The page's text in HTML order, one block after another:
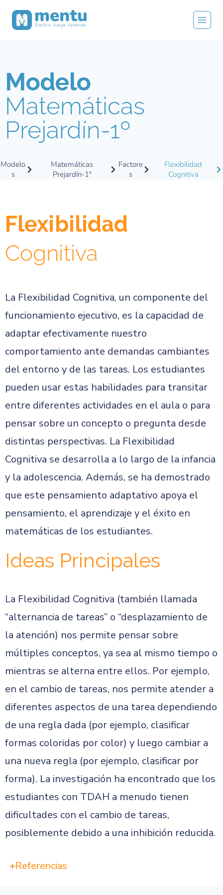
Modelo
Matemáticas
Prejardín-1º
Modelo
s
Matemáticas
Prejardín-1º
Factore
s
Flexibilidad
Cognitiva
Flexibilidad
Cognitiva
La Flexibilidad Cognitiva, un componente del
funcionamiento ejecutivo, es la capacidad de
adaptar efectivamente nuestro
comportamiento ante demandas cambiantes
del entorno y de las tareas. Los estudiantes
pueden usar estas habilidades para transitar
entre diferentes actividades en el aula o para
pensar sobre un concepto o pregunta desde
distintas perspectivas. La Flexibilidad
Cognitiva se desarrolla a lo largo de la infancia
y la adolescencia. Además, se ha demostrado
que este pensamiento adaptativo apoya el
pensamiento, el aprendizaje y el éxito en
matemáticas de los estudiantes.
Ideas Principales
La Flexibilidad Cognitiva (también llamada
“alternancia de tareas” o “desplazamiento de
la atención) nos permite pensar sobre
múltiples conceptos, ya sea al mismo tiempo o
mientras se alterna entre ellos. Por ejemplo,
en el cambio de tareas, nos permite atender a
diferentes aspectos de una tarea dependiendo
de una regla dada (por ejemplo, clasificar
formas coloridas por color) y luego cambiar a
una nueva regla (por ejemplo, clasificar por
forma). La investigación ha encontrado que los
estudiantes con TDAH a menudo tienen
dificultades con el cambio de tareas,
posiblemente debido a una inhibición reducida.
Referencias